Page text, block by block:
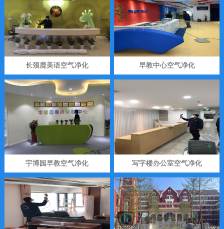
长颈鹿美语空气净化 早教中心空气净化
宇博园早教空气净化 写字楼办公室空气净化